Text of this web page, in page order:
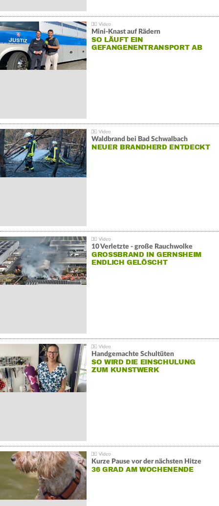
Mini-Knast auf Rädern
SO LÄUFT EIN
GEFANGENENTRANSPORT AB
Waldbrand bei Bad Schwalbach
NEUER BRANDHERD ENTDECKT
10 Verletzte - große Rauchwolke
GROSSBRAND IN GERNSHEIM E
NDLICH GELÖSCHT
Handgemachte Schultüten
SO WIRD DIE EINSCHULUNG
ZUM KUNSTWERK
Kurze Pause vor der nächsten Hitze
36 GRAD AM WOCHENENDE